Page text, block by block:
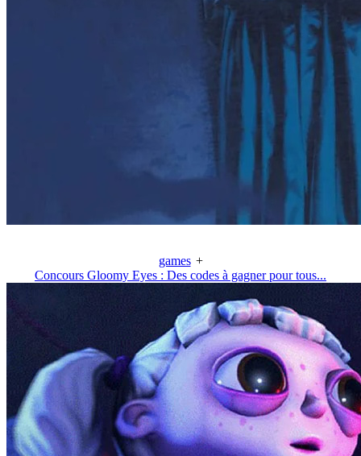
games +
Concours Gloomy Eyes : Des codes à gagner pour tous...